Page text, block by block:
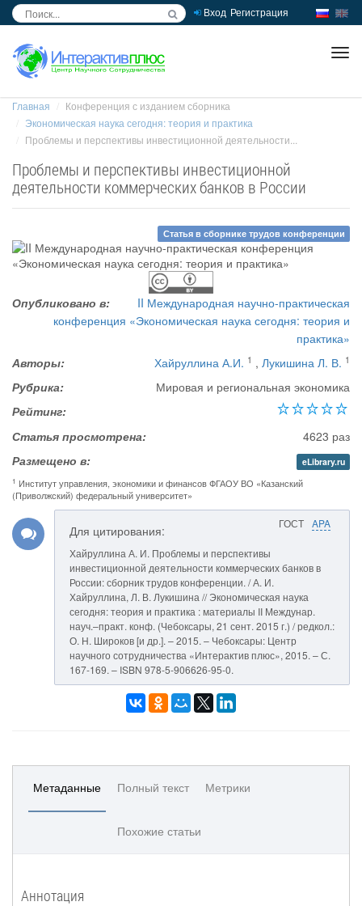
Вход Регистрация
Главная
Конференция с изданием сборника
Экономическая наука сегодня: теория и практика
Проблемы и перспективы инвестиционной деятельности...
Проблемы и перспективы инвестиционной
деятельности коммерческих банков в России
Статья в сборнике трудов конференции
Опубликовано в:
II Международная научно-практическая
конференция «Экономическая наука сегодня: теория и
практика»
Авторы:
Хайруллина А.И. 1 , Лукишина Л. В. 1
Рубрика:
Мировая и региональная экономика
Рейтинг:
Статья просмотрена:
4623 раз
Размещено в:
eLibrary.ru
1 Институт управления, экономики и финансов ФГАОУ ВО «Казанский
(Приволжский) федеральный университет»
ГОСТ APA
Для цитирования:
Хайруллина А. И. Проблемы и перспективы
инвестиционной деятельности коммерческих банков в
России: сборник трудов конференции. / А. И.
Хайруллина, Л. В. Лукишина // Экономическая наука
сегодня: теория и практика : материалы II Междунар.
науч.–практ. конф. (Чебоксары, 21 сент. 2015 г.) / редкол.:
О. Н. Широков [и др.]. – 2015. – Чебоксары: Центр
научного сотрудничества «Интерактив плюс», 2015. – С.
167-169. – ISBN 978-5-906626-95-0.
Метаданные Полный текст Метрики
Похожие статьи
Аннотация